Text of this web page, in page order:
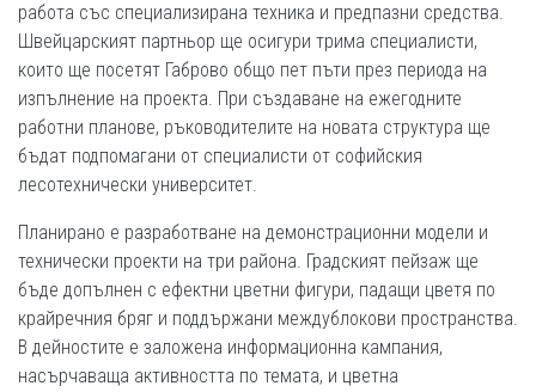
работа със специализирана техника и предпазни средства.
Швейцарският партньор ще осигури трима специалисти,
които ще посетят Габрово общо пет пъти през периода на
изпълнение на проекта. При създаване на ежегодните
работни планове, ръководителите на новата структура ще
бъдат подпомагани от специалисти от софийския
лесотехнически университет.
Планирано е разработване на демонстрационни модели и
технически проекти на три района. Градският пейзаж ще
бъде допълнен с ефектни цветни фигури, падащи цветя по
крайречния бряг и поддържани междублокови пространства.
В дейностите е заложена информационна кампания,
насърчаваща активността по темата, и цветна